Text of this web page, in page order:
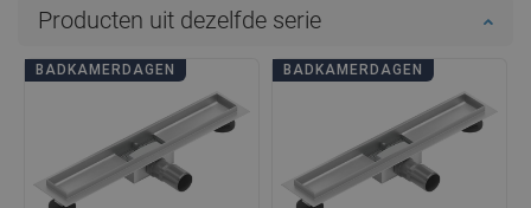
Producten uit dezelfde serie
BADKAMERDAGEN BADKAMERDAGEN